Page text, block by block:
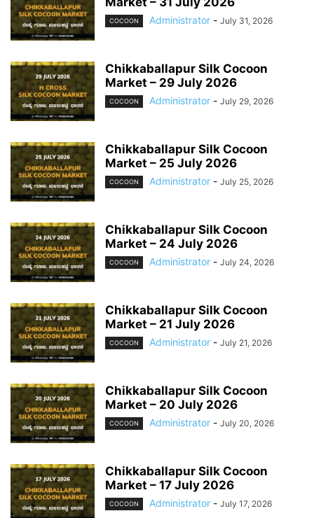
COCOON Administrator - July 31, 2026
Chikkaballapur Silk Cocoon
Market – 29 July 2026
COCOON Administrator - July 29, 2026
Chikkaballapur Silk Cocoon
Market – 25 July 2026
COCOON Administrator - July 25, 2026
Chikkaballapur Silk Cocoon
Market – 24 July 2026
COCOON Administrator - July 24, 2026
Chikkaballapur Silk Cocoon
Market – 21 July 2026
COCOON Administrator - July 21, 2026
Chikkaballapur Silk Cocoon
Market – 20 July 2026
COCOON Administrator - July 20, 2026
Chikkaballapur Silk Cocoon
Market – 17 July 2026
COCOON Administrator - July 17, 2026